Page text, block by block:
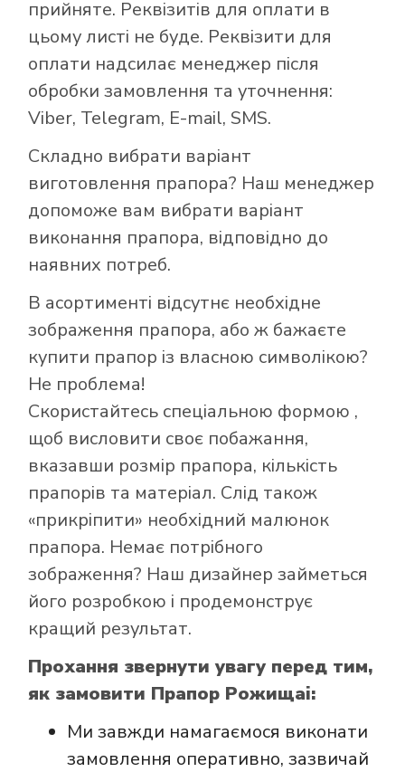
прийняте. Реквізитів для оплати в
цьому листі не буде. Реквізити для
оплати надсилає менеджер після
обробки замовлення та уточнення:
Viber, Telegram, E-mail, SMS.
Складно вибрати варіант
виготовлення прапора? Наш менеджер
допоможе вам вибрати варіант
виконання прапора, відповідно до
наявних потреб.
В асортименті відсутнє необхідне
зображення прапора, або ж бажаєте
купити прапор із власною символікою?
Не проблема!
Скористайтесь спеціальною формою ,
щоб висловити своє побажання,
вказавши розмір прапора, кількість
прапорів та матеріал. Слід також
«прикріпити» необхідний малюнок
прапора. Немає потрібного
зображення? Наш дизайнер займеться
його розробкою і продемонструє
кращий результат.
Прохання звернути увагу перед тим,
як замовити Прапор Рожищаі:
Ми завжди намагаємося виконати
замовлення оперативно, зазвичай
Як купити прапор
в інтернет-
магазині Лакор: